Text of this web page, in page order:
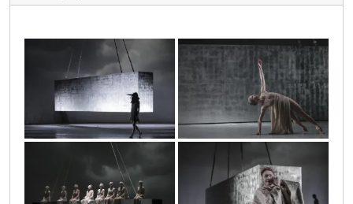
ar-20180515img_9263 ar-20180515img_8222
ar-20180515img_7891 ar-20180515img_7470